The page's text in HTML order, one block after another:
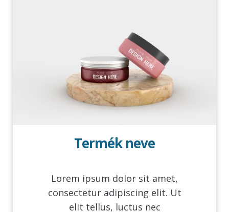
Termék neve
Lorem ipsum dolor sit amet,
consectetur adipiscing elit. Ut
elit tellus, luctus nec